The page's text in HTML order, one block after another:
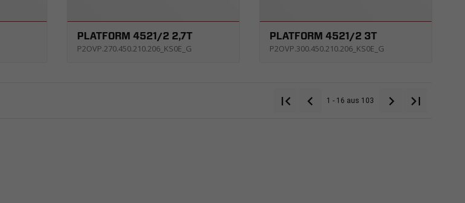
PLATFORM 4521/2 2,7T
P2OVP.270.450.210.206_KS0E_G
PLATFORM 4521/2 3T
P2OVP.300.450.210.206_KS0E_G
1 - 16 aus 103